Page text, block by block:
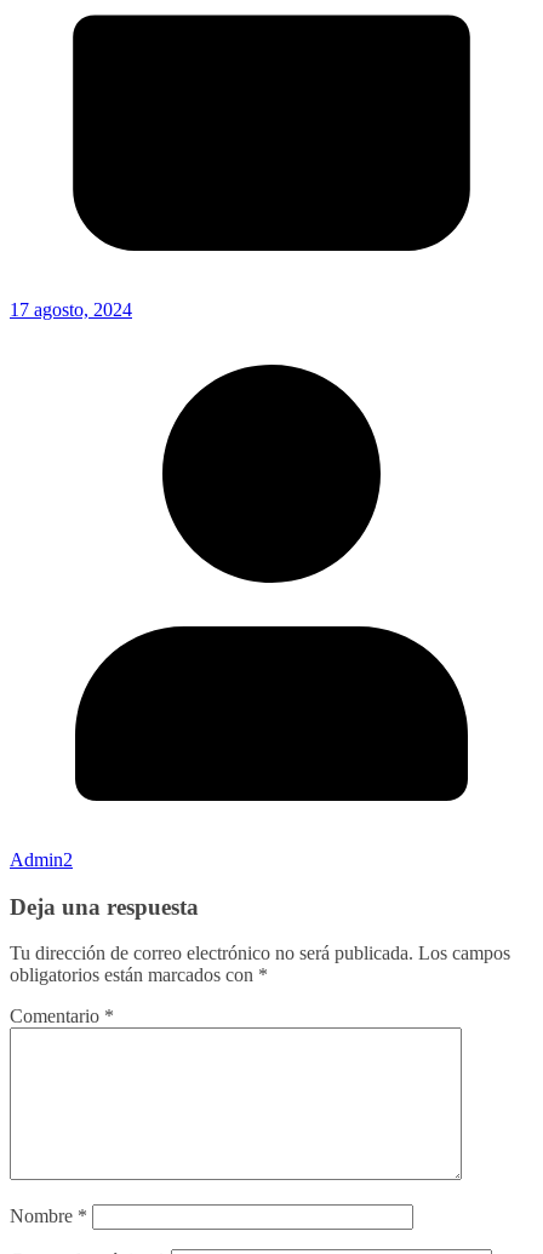
17 agosto, 2024
Admin2
Deja una respuesta
Tu dirección de correo electrónico no será publicada. Los campos
obligatorios están marcados con *
Comentario *
Nombre *